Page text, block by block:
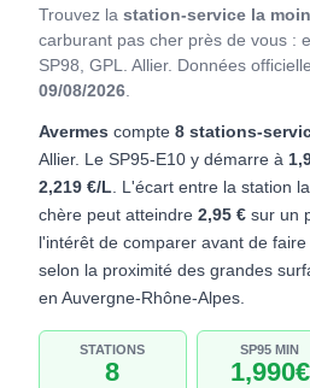
Trouvez la station-service la
carburant pas cher près de vous :
SP98, GPL. Allier. Données
09/08/2026.
Avermes compte 8 stations-
Allier. Le SP95-E10 y démarre à
2,219 €/L. L'écart entre la station
chère peut atteindre 2,95 € sur un
l'intérêt de comparer avant de
selon la proximité des grandes
en Auvergne-Rhône-Alpes.
STATIONS
8
SP95 MIN
1,990€